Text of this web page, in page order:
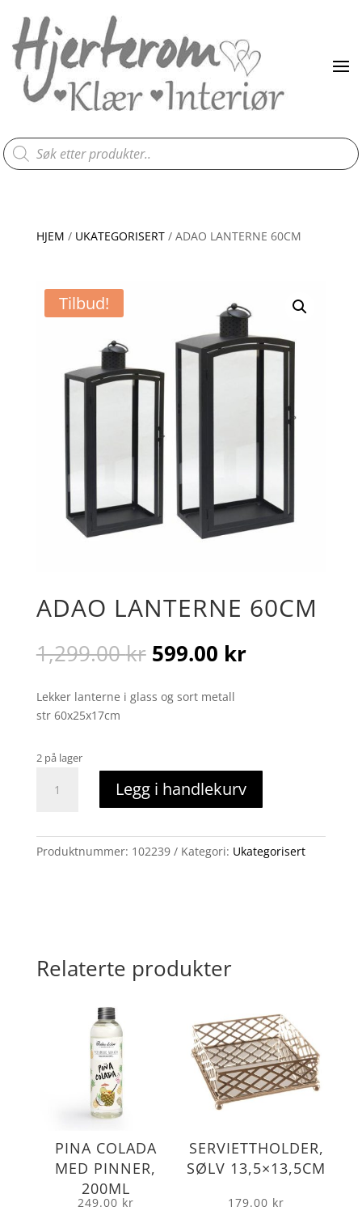
Products
search
HJEM / UKATEGORISERT/ ADAO LANTERNE 60CM
Tilbud!
ADAO LANTERNE 60CM
1,299.00kr Opprinnelig
pris
var:
1,299.00 kr.
599.00 krNåværende
Lekker lanterne i glass og sort metall
str 60x25x17cm
2 på lager
lanterne
Legg i handlekurv
Produktnummer: 102239 Kategori: Ukategorisert
Relaterte produkter
PINA COLADA
MED PINNER,
200ML
249.00 kr
SERVIETTHOLDER,
SØLV 13,5×13,5CM
179.00 kr